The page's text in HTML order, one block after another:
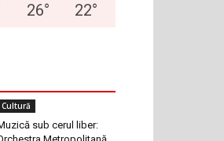
26° 22°
Cultură
sub cerul liber: